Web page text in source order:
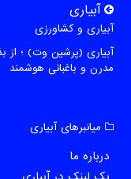
آبیاری
آبیاری و کشاورزی
آبیاری (پرشین وت) ؛ از
مدرن و باغبانی هوشمند
میانبرهای آبیاری
درباره ما